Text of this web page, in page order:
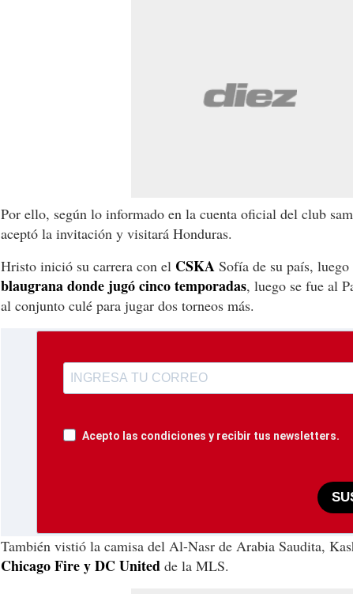
Por ello, según lo informado en la cuenta oficial del club
aceptó la invitación y visitará Honduras.
Hristo inició su carrera con el CSKA Sofía de su país, luego
blaugrana donde jugó cinco temporadas, luego se fue al
al conjunto culé para jugar dos torneos más.
Acepto las condiciones y recibir tus newsletters.
También vistió la camisa del Al-Nasr de Arabia Saudita,
Chicago Fire y DC United de la MLS.